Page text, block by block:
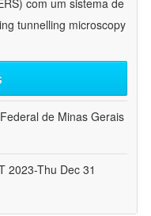
com um sistema de
tunnelling microscopy
de Minas Gerais
2023-Thu Dec 31